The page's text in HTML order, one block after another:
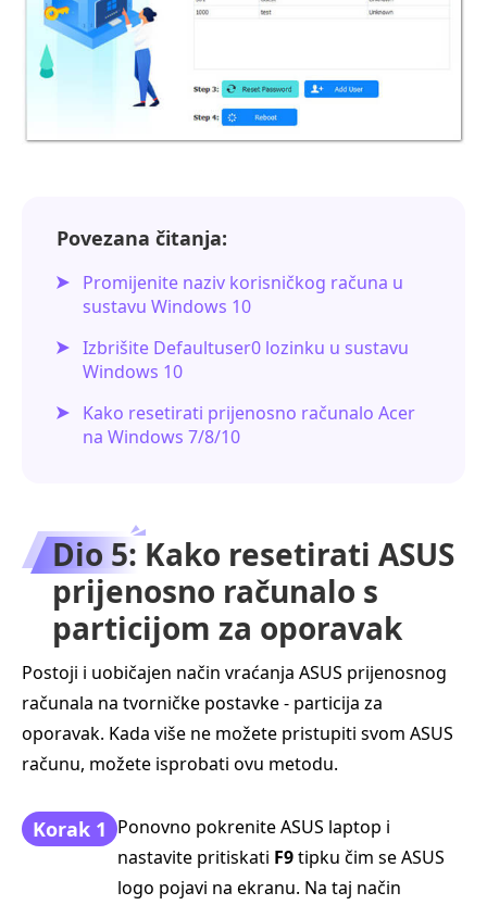
Povezana čitanja:
Promijenite naziv korisničkog računa u
sustavu Windows 10
Izbrišite Defaultuser0 lozinku u sustavu
Windows 10
Kako resetirati prijenosno računalo Acer
na Windows 7/8/10
Dio 5: Kako resetirati ASUS
prijenosno računalo s
particijom za oporavak
Postoji i uobičajen način vraćanja ASUS prijenosnog
računala na tvorničke postavke - particija za
oporavak. Kada više ne možete pristupiti svom ASUS
računu, možete isprobati ovu metodu.
Korak 1 Ponovno pokrenite ASUS laptop i
nastavite pritiskati F9tipku čim se ASUS
logo pojavi na ekranu. Na taj način